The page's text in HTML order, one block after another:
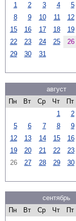
1
2 3 4 5
8
9 10 11 12
15
16 17 18 19
22
23 24 25 26
29
30 31
август
Пн
Вт Ср Чт Пт
1
2
5
6 7 8 9
12
13 14 15 16
19
20 21 22 23
26
27 28 29 30
сентябрь
Пн
Вт Ср Чт Пт